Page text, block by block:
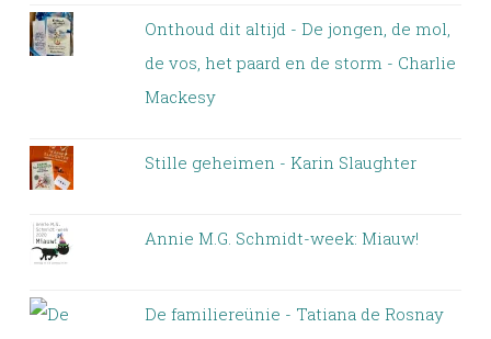
Onthoud dit altijd - De jongen, de mol,
de vos, het paard en de storm - Charlie
Mackesy
Stille geheimen - Karin Slaughter
Annie M.G. Schmidt-week: Miauw!
De familiereünie - Tatiana de Rosnay